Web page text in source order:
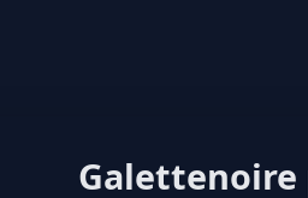
Galettenoire